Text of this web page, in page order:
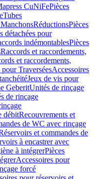
CuNiFePièces
Tubes
RéductionsPièces
détachées pour
indémontablesPièces
Raccords et raccordements,
et raccordements,
pour TraverséesAccessoires
Jeux de vis pour
GeberitUnités de rinçage
de rinçage
débitRecouvrements et
de WC avec rinçage
et commandes de
à encastrer avec
à intégrerPièces
Accessoires pour
forcé